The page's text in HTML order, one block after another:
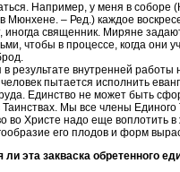
Например, у меня в соборе
Мюнхене. – Ред.) каждое
иногда священник. Миряне
чтобы в процессе, когда они
в результате внутренней
пытается исполнить
Единство не может быть
Таинствах. Мы все члены
во Христе надо еще воплотить
его плодов и форм
ли эта закваска обретенного